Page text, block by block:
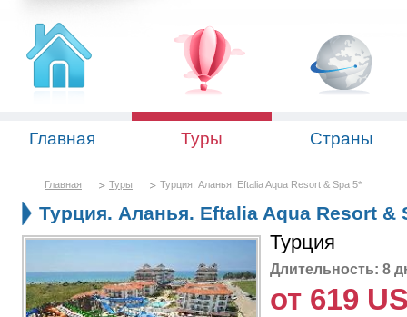
Главная Туры Страны
Главная Туры Турция. Аланья. Eftalia Aqua Resort & Spa 5*
Турция. Аланья. Eftalia Aqua Resort &
Турция
Длительность: 8
от 619